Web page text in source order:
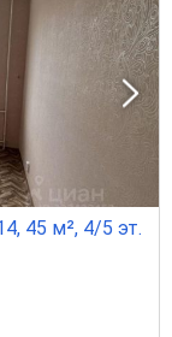
45 м², 4/5 эт.